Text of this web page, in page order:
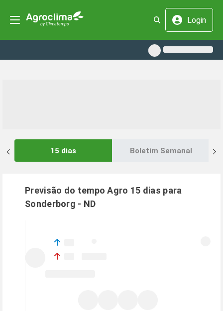
Login
15 dias Boletim Semanal
Previsão do tempo Agro 15 dias para
Sonderborg - ND